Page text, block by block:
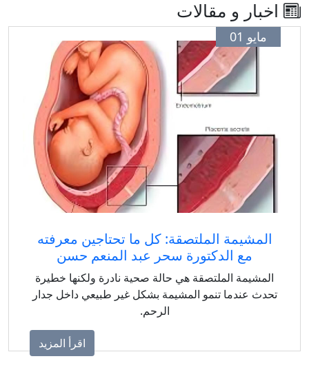
اخبار و مقالات
مايو 01
المشيمة الملتصقة: كل ما تحتاجين معرفته
مع الدكتورة سحر عبد المنعم حسن
المشيمة الملتصقة هي حالة صحية نادرة ولكنها خطيرة
تحدث عندما تنمو المشيمة بشكل غير طبيعي داخل جدار
الرحم.
اقرأ المزيد